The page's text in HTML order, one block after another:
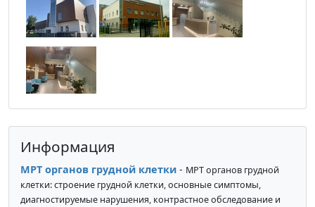
Информация
МРТ органов грудной клетки - МРТ органов грудной
клетки: строение грудной клетки, основные симптомы,
диагностируемые нарушения, контрастное обследование и